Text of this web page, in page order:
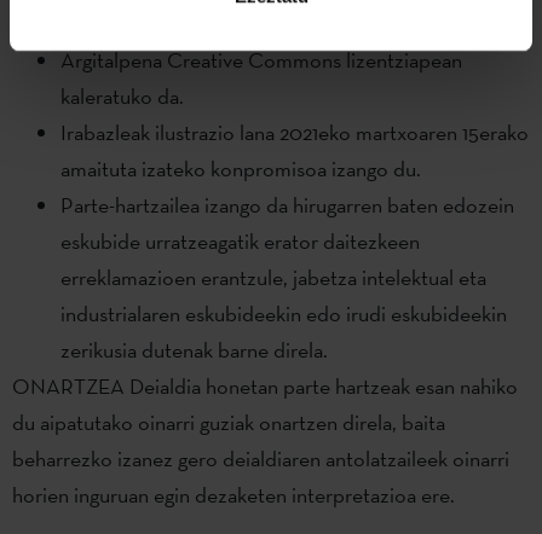
Argitalpena Creative Commons lizentziapean
kaleratuko da.
Irabazleak ilustrazio lana 2021eko martxoaren 15erako
amaituta izateko konpromisoa izango du.
Parte-hartzailea izango da hirugarren baten edozein
eskubide urratzeagatik erator daitezkeen
erreklamazioen erantzule, jabetza intelektual eta
industrialaren eskubideekin edo irudi eskubideekin
zerikusia dutenak barne direla.
ONARTZEA Deialdia honetan parte hartzeak esan nahiko
du aipatutako oinarri guziak onartzen direla, baita
beharrezko izanez gero deialdiaren antolatzaileek oinarri
horien inguruan egin dezaketen interpretazioa ere.